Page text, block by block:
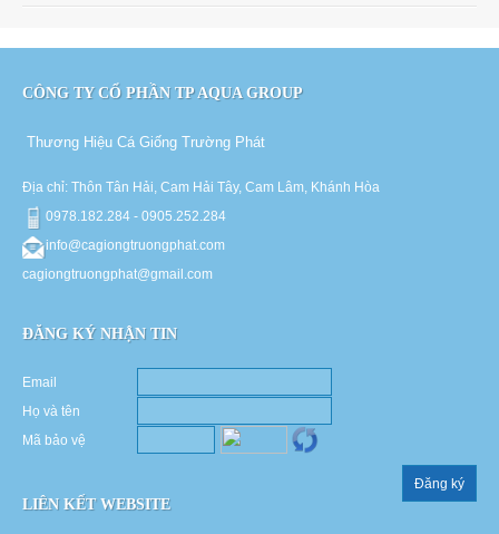
CÔNG TY CỔ PHẦN TP AQUA GROUP
Thương Hiệu Cá Giống Trường Phát
Địa chỉ: Thôn Tân Hải, Cam Hải Tây, Cam Lâm, Khánh Hòa
0978.182.284 - 0905.252.284
info@cagiongtruongphat.com
cagiongtruongphat@gmail.com
ĐĂNG KÝ NHẬN TIN
Email
Họ và tên
Mã bảo vệ
Đăng ký
LIÊN KẾT WEBSITE